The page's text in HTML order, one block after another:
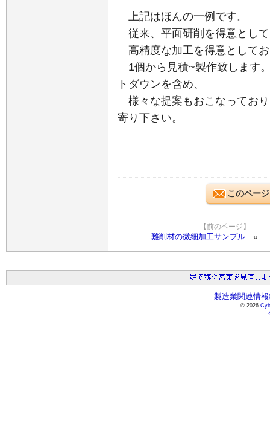
上記はほんの一例です。
従来、平面研削を得意とし
高精度な加工を得意として
1個から見積~製作致します
トダウンを含め、
様々な提案もおこなってお
寄り下さい。
このペー
【前のページ】
難削材の微細加工サンプル
製造業関連情
© 2026